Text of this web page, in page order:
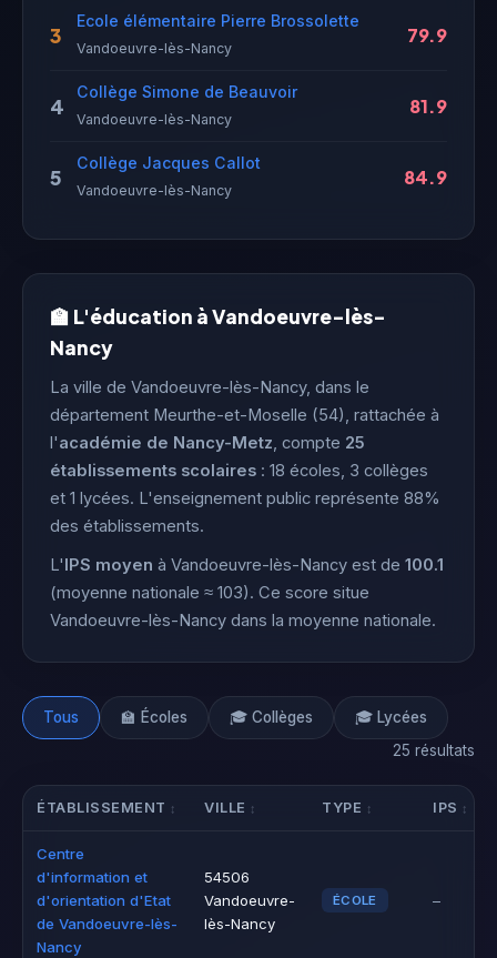
3
Ecole élémentaire Pierre Brossolette
Vandoeuvre-lès-Nancy
79.9
4
Collège Simone de Beauvoir
Vandoeuvre-lès-Nancy
81.9
5
Collège Jacques Callot
Vandoeuvre-lès-Nancy
84.9
🏫 L'éducation à Vandoeuvre-lès-
Nancy
La ville de Vandoeuvre-lès-Nancy, dans le
département Meurthe-et-Moselle (54), rattachée à
l'académie de Nancy-Metz, compte 25
établissements scolaires : 18 écoles, 3 collèges
et 1 lycées. L'enseignement public représente 88%
des établissements.
L'IPS moyen à Vandoeuvre-lès-Nancy est de 100.1
(moyenne nationale ≈ 103). Ce score situe
Vandoeuvre-lès-Nancy dans la moyenne nationale.
Tous 🏫 Écoles 🎓 Collèges
🎓 Lycées
25 résultats
ÉTABLISSEMENT VILLE TYPE IPS
Centre
d'information et
d'orientation d'Etat
de Vandoeuvre-lès-
Nancy
54506
Vandoeuvre-
lès-Nancy
ÉCOLE –